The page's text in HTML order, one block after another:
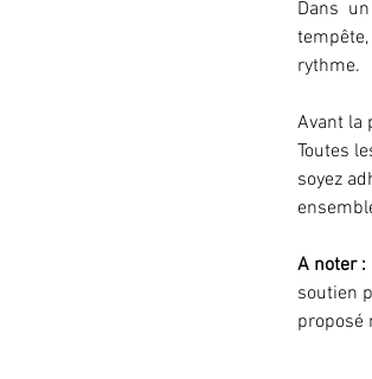
Dans
rythme.
Avant la
Toutes
soyez
A noter :
soutien
proposé